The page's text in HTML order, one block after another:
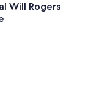
Will Rogers